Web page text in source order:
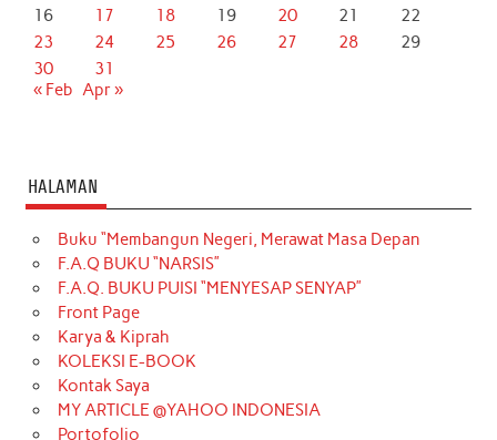
16
17 18 19 20 21
22
23
24 25 26 27 28
29
30
31
« Feb Apr »
HALAMAN
Buku “Membangun Negeri, Merawat Masa Depan
F.A.Q BUKU “NARSIS”
F.A.Q. BUKU PUISI “MENYESAP SENYAP”
Front Page
Karya & Kiprah
KOLEKSI E-BOOK
Kontak Saya
MY ARTICLE @YAHOO INDONESIA
Portofolio